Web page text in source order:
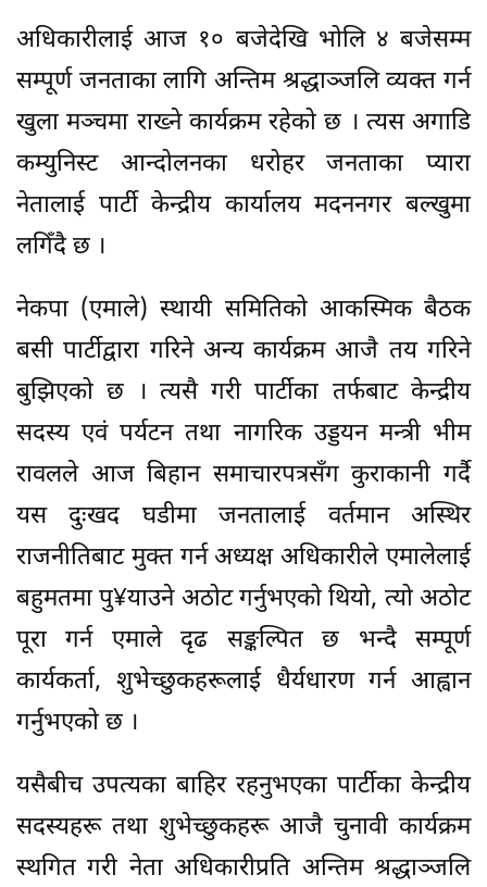
अधिकारीलाई आज १० बजेदेखि भोलि ४ बजेसम्म
सम्पूर्ण जनताका लागि अन्तिम श्रद्धाञ्जलि व्यक्त गर्न
खुला मञ्चमा राख्ने कार्यक्रम रहेको छ । त्यस अगाडि
कम्युनिस्ट आन्दोलनका धरोहर जनताका प्यारा
नेतालाई पार्टी केन्द्रीय कार्यालय मदननगर बल्खुमा
लगिँदै छ ।
नेकपा (एमाले) स्थायी समितिको आकस्मिक बैठक
बसी पार्टीद्वारा गरिने अन्य कार्यक्रम आजै तय गरिने
बुझिएको छ । त्यसै गरी पार्टीका तर्फबाट केन्द्रीय
सदस्य एवं पर्यटन तथा नागरिक उड्डयन मन्त्री भीम
रावलले आज बिहान समाचारपत्रसँग कुराकानी गर्दै
यस दुःखद घडीमा जनतालाई वर्तमान अस्थिर
राजनीतिबाट मुक्त गर्न अध्यक्ष अधिकारीले एमालेलाई
बहुमतमा पु¥याउने अठोट गर्नुभएको थियो, त्यो अठोट
पूरा गर्न एमाले दृढ सङ्कल्पित छ भन्दै सम्पूर्ण
कार्यकर्ता, शुभेच्छुकहरूलाई धैर्यधारण गर्न आह्वान
गर्नुभएको छ ।
यसैबीच उपत्यका बाहिर रहनुभएका पार्टीका केन्द्रीय
सदस्यहरू तथा शुभेच्छुकहरू आजै चुनावी कार्यक्रम
स्थगित गरी नेता अधिकारीप्रति अन्तिम श्रद्धाञ्जलि